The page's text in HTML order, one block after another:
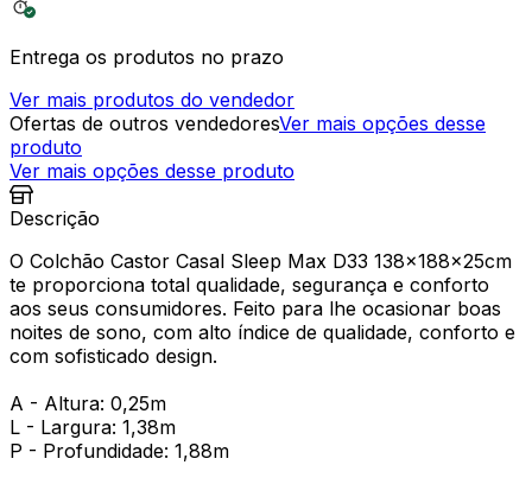
Entrega os produtos no prazo
Ver mais produtos do vendedor
Ofertas de outros vendedoresVer mais opções desse
produto
Ver mais opções desse produto
Descrição
O Colchão Castor Casal Sleep Max D33 138x188x25cm
te proporciona total qualidade, segurança e conforto
aos seus consumidores. Feito para lhe ocasionar boas
noites de sono, com alto índice de qualidade, conforto e
com sofisticado design.
A - Altura: 0,25m
L - Largura: 1,38m
P - Profundidade: 1,88m